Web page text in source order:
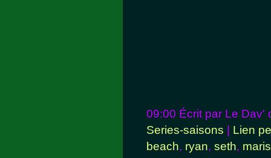
09:00 Écrit par Le Dav'
Series-saisons
Lien
beach, ryan, seth,